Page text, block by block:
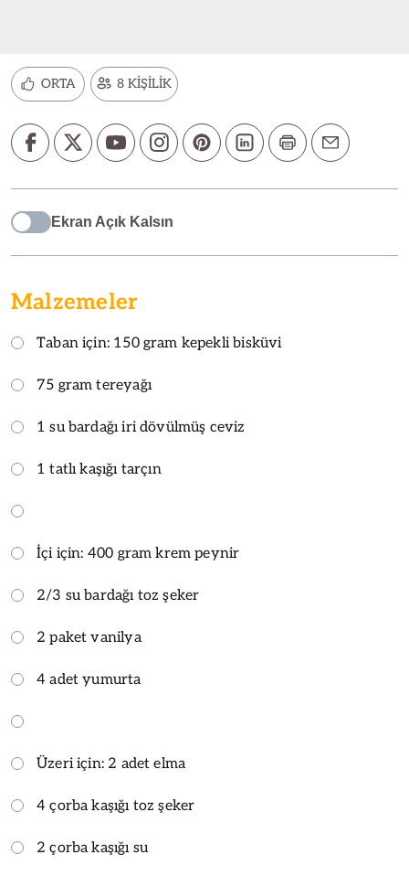
ORTA 8 KİŞİLİK
Ekran Açık Kalsın
Malzemeler
Taban için: 150 gram kepekli bisküvi
75 gram tereyağı
1 su bardağı iri dövülmüş ceviz
1 tatlı kaşığı tarçın
İçi için: 400 gram krem peynir
2/3 su bardağı toz şeker
2 paket vanilya
4 adet yumurta
Üzeri için: 2 adet elma
4 çorba kaşığı toz şeker
2 çorba kaşığı su